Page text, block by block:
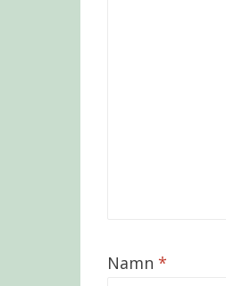
Namn *